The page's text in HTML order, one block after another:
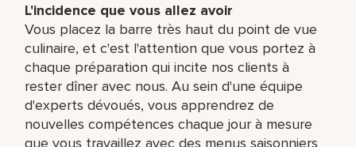
L'incidence que vous allez avoir
Vous placez la barre très haut du point de vue
culinaire, et c'est l'attention que vous portez à
chaque préparation qui incite nos clients à
rester dîner avec nous. Au sein d'une équipe
d'experts dévoués, vous apprendrez de
nouvelles compétences chaque jour à mesure
que vous travaillez avec des menus saisonniers